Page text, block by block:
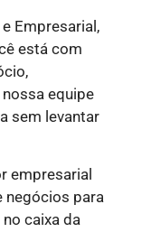
e Empresarial,
está com
equipe
sem levantar
empresarial
negócios para
caixa da